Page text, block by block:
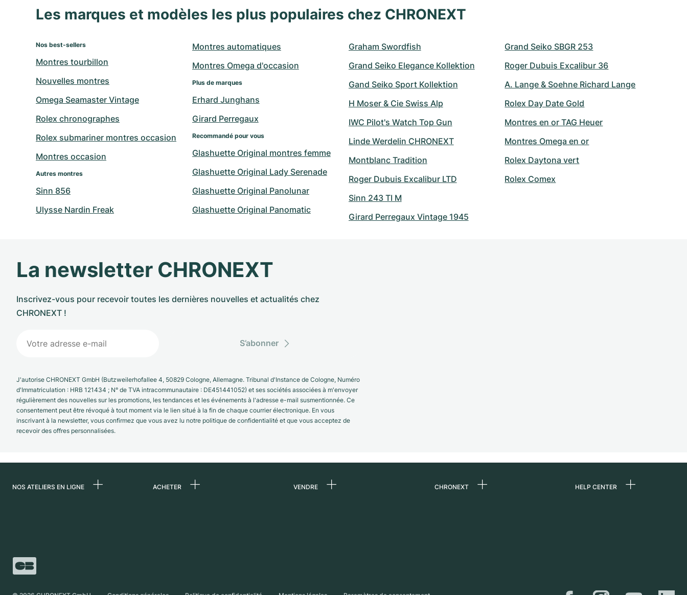
Les marques et modèles les plus populaires chez CHRONEXT
Nos best-sellers
Montres tourbillon
Nouvelles montres
Omega Seamaster Vintage
Rolex chronographes
Rolex submariner montres occasion
Montres occasion
Autres montres
Sinn 856
Ulysse Nardin Freak
Montres automatiques
Montres Omega d'occasion
Plus de marques
Erhard Junghans
Girard Perregaux
Recommandé pour vous
Glashuette Original montres femme
Glashuette Original Lady Serenade
Glashuette Original Panolunar
Glashuette Original Panomatic
Graham Swordfish
Grand Seiko Elegance Kollektion
Gand Seiko Sport Kollektion
H Moser & Cie Swiss Alp
IWC Pilot's Watch Top Gun
Linde Werdelin CHRONEXT
Montblanc Tradition
Roger Dubuis Excalibur LTD
Sinn 243 TI M
Girard Perregaux Vintage 1945
Grand Seiko SBGR 253
Roger Dubuis Excalibur 36
A. Lange & Soehne Richard Lange
Rolex Day Date Gold
Montres en or TAG Heuer
Montres Omega en or
Rolex Daytona vert
Rolex Comex
La newsletter CHRONEXT
Inscrivez-vous pour recevoir toutes les dernières nouvelles et actualités chez
CHRONEXT !
S’abonner
J'autorise CHRONEXT GmbH (Butzweilerhofallee 4, 50829 Cologne, Allemagne. Tribunal d'Instance de Cologne, Numéro
d'Immatriculation : HRB 121434 ; N° de TVA intracommunautaire : DE451441052) et ses sociétés associées à m'envoyer
régulièrement des nouvelles sur les promotions, les tendances et les événements à l'adresse e-mail susmentionnée. Ce
consentement peut être révoqué à tout moment via le lien situé à la fin de chaque courrier électronique. En vous
inscrivant à la newsletter, vous confirmez que vous avez lu notre politique de confidentialité et que vous acceptez de
recevoir des offres personnalisées.
NOS ATELIERS EN LIGNE
Suisse
ACHETER VENDRE CHRONEXT HELP CENTER